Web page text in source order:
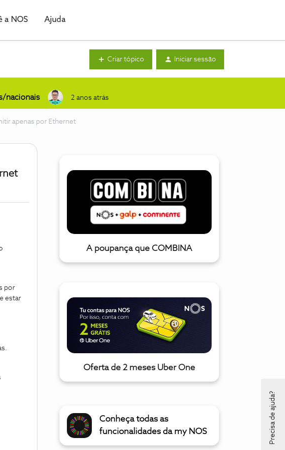
a NOS Ajuda
Criar tópico Iniciar sessão
nacionais 2 anos atrás
apenas por Ethernet
por
estar
A poupança que COMBINA
Oferta de 2 meses Uber One
Conheça todas as
funcionalidades da my NOS
Precisa de ajuda?